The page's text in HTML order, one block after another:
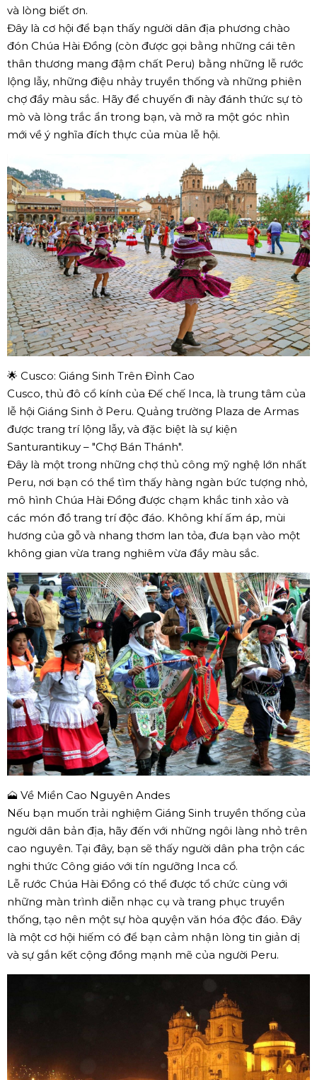
và lòng biết ơn.
Đây là cơ hội để bạn thấy người dân địa phương chào
đón Chúa Hài Đồng (còn được gọi bằng những cái tên
thân thương mang đậm chất Peru) bằng những lễ rước
lộng lẫy, những điệu nhảy truyền thống và những phiên
chợ đầy màu sắc. Hãy để chuyến đi này đánh thức sự tò
mò và lòng trắc ẩn trong bạn, và mở ra một góc nhìn
mới về ý nghĩa đích thực của mùa lễ hội.
🌟 Cusco: Giáng Sinh Trên Đỉnh Cao
Cusco, thủ đô cổ kính của Đế chế Inca, là trung tâm của
lễ hội Giáng Sinh ở Peru. Quảng trường Plaza de Armas
được trang trí lộng lẫy, và đặc biệt là sự kiện
Santurantikuy – "Chợ Bán Thánh".
Đây là một trong những chợ thủ công mỹ nghệ lớn nhất
Peru, nơi bạn có thể tìm thấy hàng ngàn bức tượng nhỏ,
mô hình Chúa Hài Đồng được chạm khắc tinh xảo và
các món đồ trang trí độc đáo. Không khí ấm áp, mùi
hương của gỗ và nhang thơm lan tỏa, đưa bạn vào một
không gian vừa trang nghiêm vừa đầy màu sắc.
🗻 Về Miền Cao Nguyên Andes
Nếu bạn muốn trải nghiệm Giáng Sinh truyền thống của
người dân bản địa, hãy đến với những ngôi làng nhỏ trên
cao nguyên. Tại đây, bạn sẽ thấy người dân pha trộn các
nghi thức Công giáo với tín ngưỡng Inca cổ.
Lễ rước Chúa Hài Đồng có thể được tổ chức cùng với
những màn trình diễn nhạc cụ và trang phục truyền
thống, tạo nên một sự hòa quyện văn hóa độc đáo. Đây
là một cơ hội hiếm có để bạn cảm nhận lòng tin giản dị
và sự gắn kết cộng đồng mạnh mẽ của người Peru.